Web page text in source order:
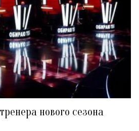
нового сезона